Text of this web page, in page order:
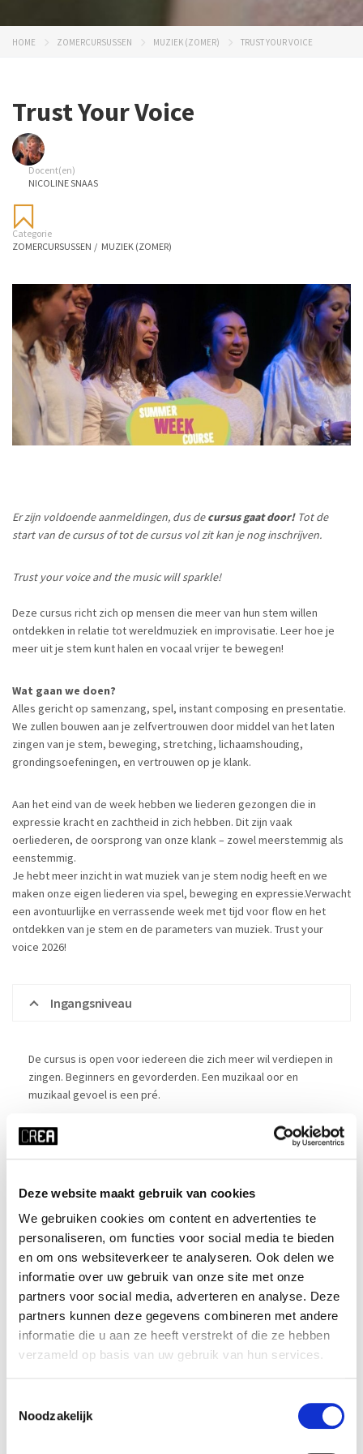
Deze website maakt gebruik van cookies
We gebruiken cookies om content en advertenties te
personaliseren, om functies voor social media te bieden
en om ons websiteverkeer te analyseren. Ook delen we
informatie over uw gebruik van onze site met onze
partners voor social media, adverteren en analyse. Deze
partners kunnen deze gegevens combineren met andere
informatie die u aan ze heeft verstrekt of die ze hebben
verzameld op basis van uw gebruik van hun services.
Noodzakelijk
HOME ZOMERCURSUSSEN MUZIEK (ZOMER) TRUST YOUR VOICE
Trust Your Voice
Docent(en)
NICOLINE SNAAS
Categorie
ZOMERCURSUSSEN / MUZIEK (ZOMER)
Er zijn voldoende aanmeldingen, dus decursus gaat door!Tot de
start van de cursus of tot de cursus vol zit kan je nog inschrijven.
Trust your voice and the music will sparkle!
Deze cursus richt zich op mensen die meer van hun stem willen
ontdekken in relatie tot wereldmuziek en improvisatie. Leer hoe je
meer uit je stem kunt halen en vocaal vrijer te bewegen!
Wat gaan we doen?
Alles gericht op samenzang, spel, instant composing en presentatie.
We zullen bouwen aan je zelfvertrouwen door middel van het laten
zingen van je stem, beweging, stretching, lichaamshouding,
grondingsoefeningen, en vertrouwen op je klank.
Aan het eind van de week hebben we liederen gezongen die in
expressie kracht en zachtheid in zich hebben. Dit zijn vaak
oerliederen, de oorsprong van onze klank – zowel meerstemmig als
eenstemmig.
Je hebt meer inzicht in wat muziek van je stem nodig heeft en we
maken onze eigen liederen via spel, beweging en expressie.Verwacht
een avontuurlijke en verrassende week met tijd voor flow en het
ontdekken van je stem en de parameters van muziek. Trust your
voice 2026!
Ingangsniveau
De cursus is open voor iedereen die zich meer wil verdiepen in
zingen. Beginners en gevorderden. Een muzikaal oor en
muzikaal gevoel is een pré.
x ALLE FILTERS HERSTELLEN
tijd
startdatum
ma 11:00 - 17:00 20-07-2026
5 dagen blok 4 - zomer
jong-alumnus UvA/HvA: